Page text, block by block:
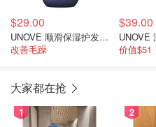
$29.00
UNOVE 顺滑保湿护发素290ml
改善毛躁
$39.00
价值$51
大家都在抢
1 2